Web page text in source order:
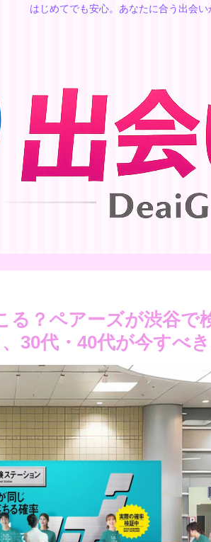
はじめてでも安心。あなたに合う出会い
る？ペアーズが渋谷で
30代・40代が今すべ